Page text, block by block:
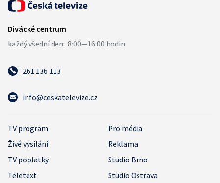
261 136 113
info@ceskatelevize.cz
TV program
Pro média
Živé vysílání
Reklama
TV poplatky
Studio Brno
Teletext
Studio Ostrava